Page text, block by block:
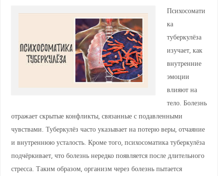
Психосомати
ка
туберкулёза
изучает, как
внутренние
эмоции
влияют на
тело. Болезнь
отражает скрытые конфликты, связанные с подавленными
чувствами. Туберкулёз часто указывает на потерю веры, отчаяние
и внутреннюю усталость. Кроме того, психосоматика туберкулёза
подчёркивает, что болезнь нередко появляется после длительного
стресса. Таким образом, организм через болезнь пытается